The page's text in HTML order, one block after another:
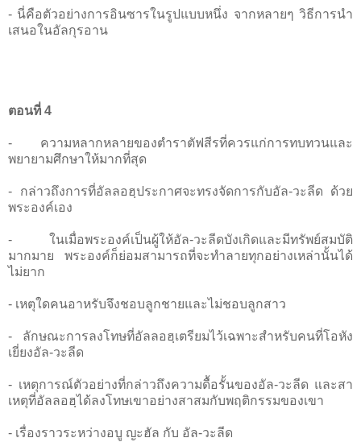
- นี่คือตัวอย่างการอินซารในรูปแบบหนึ่ง จากหลายๆ วิธีการนำ
เสนอในอัลกุรอาน
ตอนที่ 4
- ความหลากหลายของตำราตัฟสีรที่ควรแก่การทบทวนและ
พยายามศึกษาให้มากที่สุด
- กล่าวถึงการที่อัลลอฮฺประกาศจะทรงจัดการกับอัล-วะลีด ด้วย
พระองค์เอง
- ในเมื่อพระองค์เป็นผู้ให้อัล-วะลีดบังเกิดและมีทรัพย์สมบัติ
มากมาย พระองค์ก็ย่อมสามารถที่จะทำลายทุกอย่างเหล่านั้นได้
ไม่ยาก
- เหตุใดคนอาหรับจึงชอบลูกชายและไม่ชอบลูกสาว
- ลักษณะการลงโทษที่อัลลอฮฺเตรียมไว้เฉพาะสำหรับคนที่โอหัง
เยี่ยงอัล-วะลีด
- เหตุการณ์ตัวอย่างที่กล่าวถึงความดื้อรั้นของอัล-วะลีด และสา
เหตุที่อัลลอฮฺได้ลงโทษเขาอย่างสาสมกับพฤติกรรมของเขา
- เรื่องราวระหว่างอบู ญะฮัล กับ อัล-วะลีด